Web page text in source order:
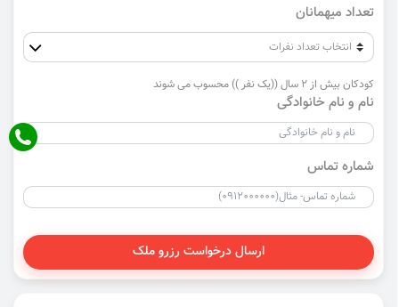
تعداد میهمانان
کودکان بیش از 2 سال ((یک نفر )) محسوب می شوند
نام و نام خانوادگی
شماره تماس
ارسال درخواست رزرو ملک